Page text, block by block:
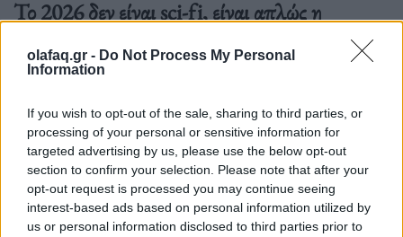
olafaq.gr - Do Not Process My Personal
Information
If you wish to opt-out of the sale, sharing to third parties, or
processing of your personal or sensitive information for
targeted advertising by us, please use the below opt-out
section to confirm your selection. Please note that after your
opt-out request is processed you may continue seeing
interest-based ads based on personal information utilized by
us or personal information disclosed to third parties prior to
Το 2026 δεν είναι sci-fi, είναι απλώς η
αντέχουμε
Ξεχνάμε ότι το «μέλλον» δεν έρχεται ποτέ μαζικά, με
ιπτάμενα αυτοκίνητα και ρομπότ-οικονόμους. Έρχεται
σιωπηλά, μέσα από μικρές συνήθειες που γίνονται εξαρτήσεις,
από αλγορίθμους που αποφασίζουν πριν